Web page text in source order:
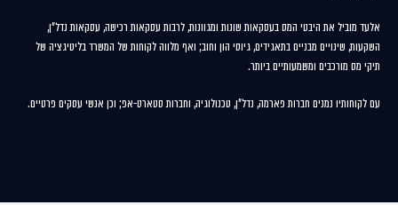
אלעד מוביל את היבטי המס בעסקאות שונות ומגוונות, לרבות עסקאות רכישה, עסקאות נדל"ן,
השקעות, שינויים מבניים בתאגידים, גיוסי הון וחוב; ואף מלווה לקוחות של המשרד בליטיגציה של
תיקי מס מורכבים ומשמעותיים ביותר.
עם לקוחותיו נמנים חברות פארמה, נדל"ן, טכנולוגיה, וחברות סטארט-אפ; וכן אנשי עסקים פרטיים.